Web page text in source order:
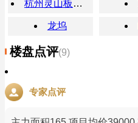
杭州灵山板块楼盘
龙坞
楼盘点评(9)
专家点评